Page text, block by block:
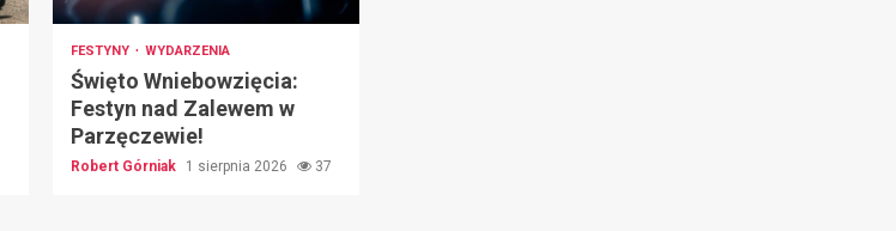
FESTYNY WYDARZENIA
Święto Wniebowzięcia:
Festyn nad Zalewem w
Parzęczewie!
Robert Górniak 1 sierpnia 2026 37